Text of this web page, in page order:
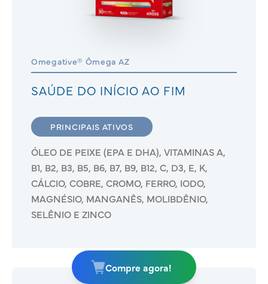
Omegative® Ômega AZ
SAÚDE DO INÍCIO AO FIM
PRINCIPAIS ATIVOS
ÓLEO DE PEIXE (EPA E DHA), VITAMINAS A,
B1, B2, B3, B5, B6, B7, B9, B12, C, D3, E, K,
CÁLCIO, COBRE, CROMO, FERRO, IODO,
MAGNÉSIO, MANGANÊS, MOLIBDÊNIO,
SELÊNIO E ZINCO
Compre agora!